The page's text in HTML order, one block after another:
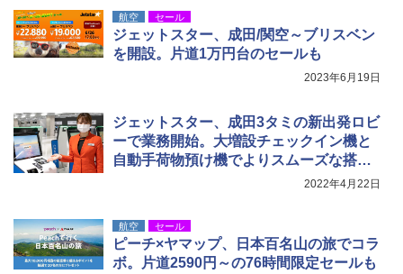
新しい日本地理 地図・統計・移動から読み
解く (講談社現代新書)
￥1,540
簡単設置 ポップアップテント エクルベージ
ュ(BC仕様) PATC-150B(EB)
￥8,991
X 2人用 3人用 キャンプ アウトドア フェス
収納 コンパクト 簡単設営 カンガルーテント
ソロキャンプ ソロテント
防水 UVカット 4段階高さ調整 軽量 収納袋付
き
￥6,459
USB充電式 高精度 超長距離照射 長時間使用
可能 安全ロック付き 高安全性 金属製耐久 コ
ンパクト多機能設計 持ち運び便利 アウトド
ア/オフィス/教育現場/展示会用 緑
航空 セール
ジェットスター、成田/関空～ブリスベン
を開設。片道1万円台のセールも
2023年6月19日
ジェットスター、成田3タミの新出発ロビ
ーで業務開始。大増設チェックイン機と
自動手荷物預け機でよりスムーズな搭乗
2022年4月22日
航空 セール
ピーチ×ヤマップ、日本百名山の旅でコラ
ボ。片道2590円～の76時間限定セールも